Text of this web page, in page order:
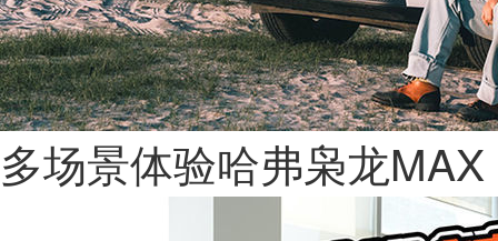
多场景体验哈弗枭龙MAX